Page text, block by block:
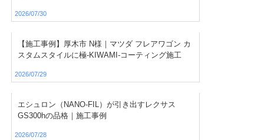
2026/07/30
【施工事例】厚木市 N様｜マツダ フレアワゴン カ
スタムスタイルに極-KIWAMI-コーティング施工
2026/07/29
エシュロン（NANO-FIL）が引き出すレクサス
GS300hの品格｜施工事例
2026/07/28